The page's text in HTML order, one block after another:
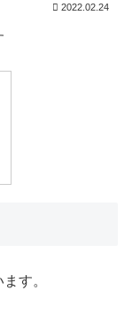
2022.02.24
す。